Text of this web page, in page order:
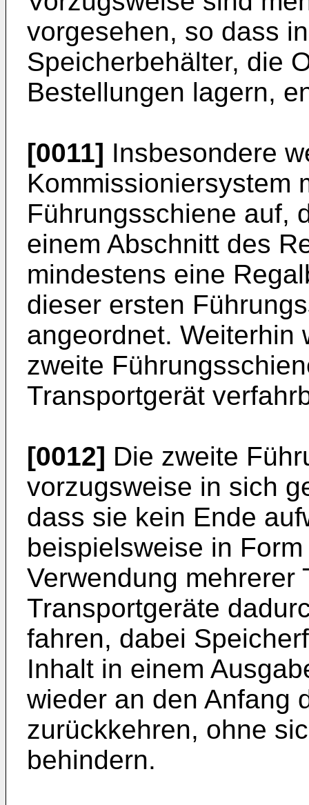
vorgesehen, so dass
Speicherbehälter, die
Bestellungen lagern,
[0011] Insbesondere
Kommissioniersystem
Führungsschiene auf,
einem Abschnitt des
mindestens eine
dieser ersten
angeordnet. Weiterhin
zweite
Transportgerät
[0012] Die zweite
vorzugsweise in sich
dass sie kein Ende
beispielsweise in
Verwendung mehrerer
Transportgeräte
fahren, dabei
Inhalt in einem
wieder an den Anfang
zurückkehren, ohne
behindern.